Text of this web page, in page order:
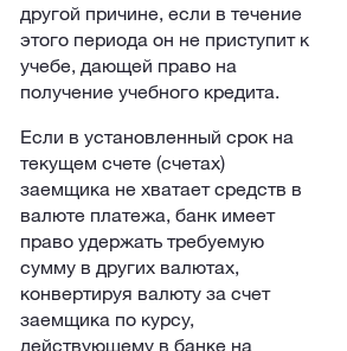
другой причине, если в течение
этого периода он не приступит к
учебе, дающей право на
получение учебного кредита.
Если в установленный срок на
текущем счете (счетах)
заемщика не хватает средств в
валюте платежа, банк имеет
право удержать требуемую
сумму в других валютах,
конвертируя валюту за счет
заемщика по курсу,
действующему в банке на